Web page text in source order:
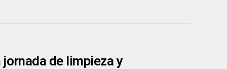
de limpieza y